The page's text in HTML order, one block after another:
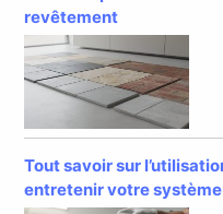
revêtement
Tout savoir sur
entretenir votre